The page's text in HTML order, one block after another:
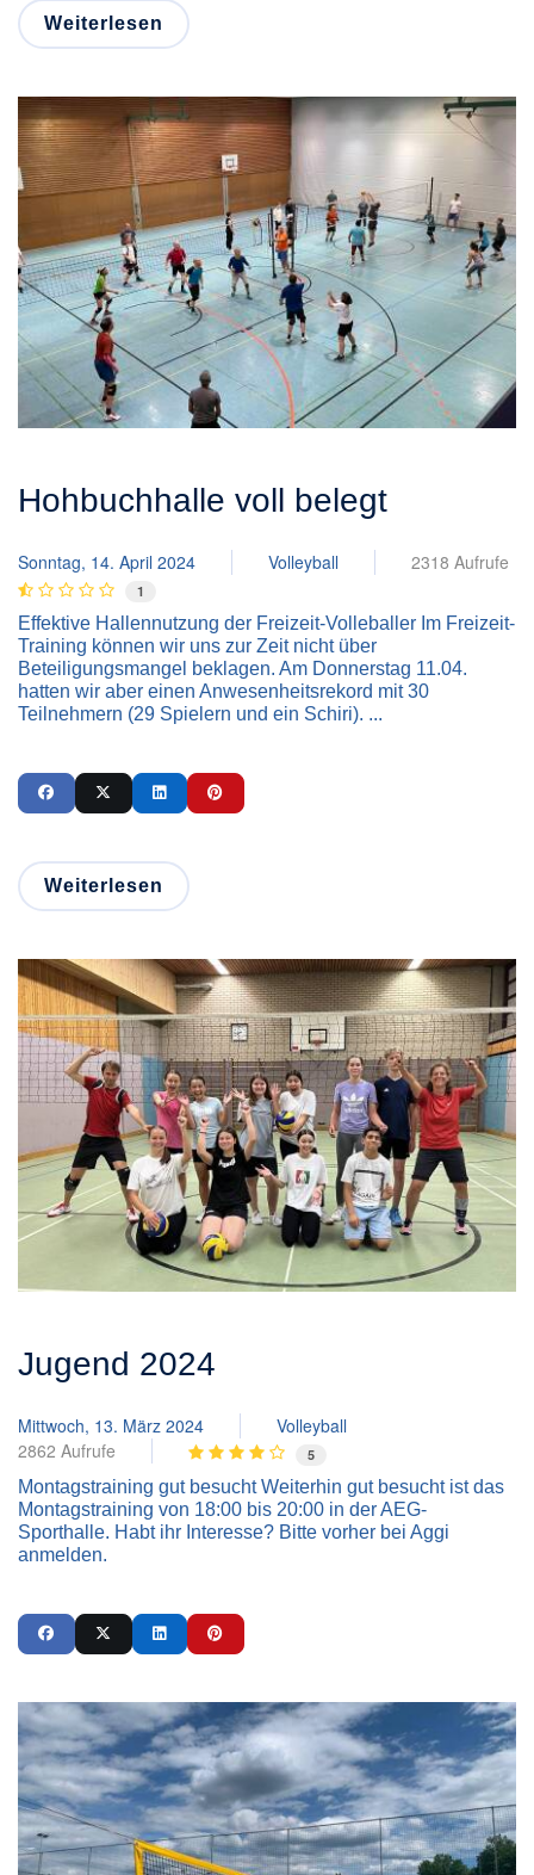
Weiterlesen
Hohbuchhalle voll belegt
Sonntag, 14. April 2024 Volleyball 2318 Aufrufe
1
Effektive Hallennutzung der Freizeit-Volleballer Im Freizeit-
Training können wir uns zur Zeit nicht über
Beteiligungsmangel beklagen. Am Donnerstag 11.04.
hatten wir aber einen Anwesenheitsrekord mit 30
Teilnehmern (29 Spielern und ein Schiri). ...
Weiterlesen
Jugend 2024
Mittwoch, 13. März 2024
Volleyball
2862 Aufrufe
5
Montagstraining gut besucht Weiterhin gut besucht ist das
Montagstraining von 18:00 bis 20:00 in der AEG-
Sporthalle. Habt ihr Interesse? Bitte vorher bei Aggi
anmelden.